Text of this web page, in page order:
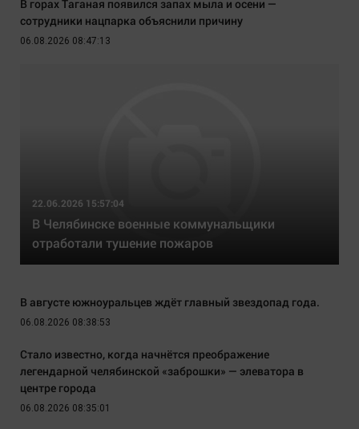
В горах Таганая появился запах мыла и осени —
сотрудники нацпарка объяснили причину
06.08.2026 08:47:13
22.06.2026 15:57:04
В Челябинске военные коммунальщики
отработали тушение пожаров
В августе южноуральцев ждёт главный звездопад года.
06.08.2026 08:38:53
Стало известно, когда начнётся преображение
легендарной челябинской «заброшки» — элеватора в
центре города
06.08.2026 08:35:01